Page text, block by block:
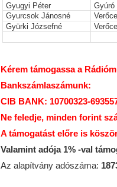
Gyugyi Péter
Gyúró
Gyurcsok Jánosné
Verőce
Gyürki Józsefné
Verőce
Kérem támogassa a
Bankszámlaszámunk:
CIB BANK: 10700323-
Ne feledje, minden forint
A támogatást előre is
Valamint adója 1% -val
Az alapítvány adószáma: